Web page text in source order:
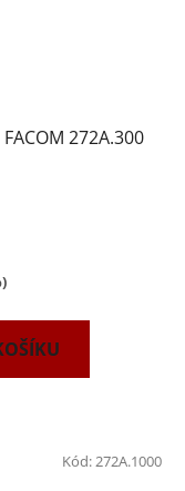
272A.300
Kód: 272A.1000